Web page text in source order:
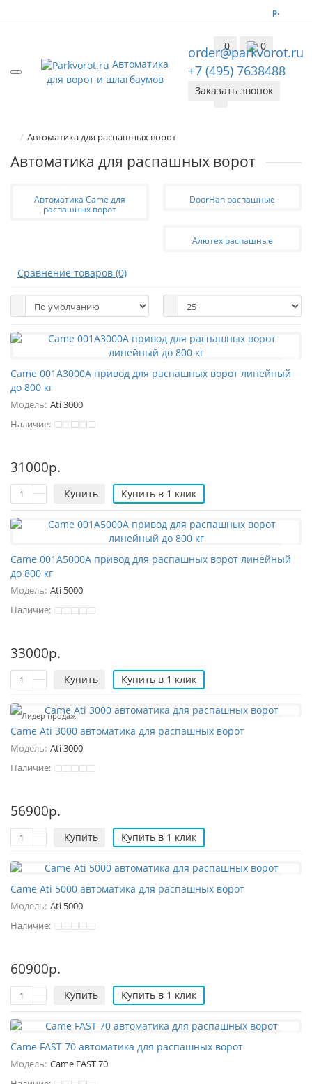
р.
Автоматика
для ворот и шлагбаумов
0 0
0
order@parkvorot.ru
+7 (495) 7638488
Заказать звонок
Автоматика для распашных ворот
Автоматика для распашных ворот
Автоматика Came для
распашных ворот
DoorHan распашные
Алютех распашные
Сравнение товаров (0)
Came 001A3000A привод для распашных ворот линейный
до 800 кг
Модель: Ati 3000
Наличие:
31000р.
Купить Купить в 1 клик
Came 001A5000A привод для распашных ворот линейный
до 800 кг
Модель: Ati 5000
Наличие:
33000р.
Купить Купить в 1 клик
Лидер продаж!
Came Ati 3000 автоматика для распашных ворот
Модель: Ati 3000
Наличие:
56900р.
Купить Купить в 1 клик
Came Ati 5000 автоматика для распашных ворот
Модель: Ati 5000
Наличие:
60900р.
Купить Купить в 1 клик
Came FAST 70 автоматика для распашных ворот
Модель: Came FAST 70